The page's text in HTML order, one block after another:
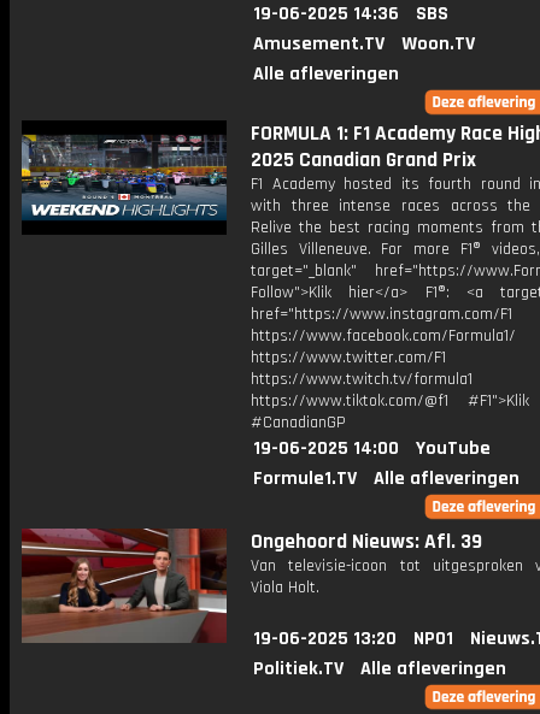
19-06-2025 14:36
SBS
Amusement.TV
Woon.TV
Alle afleveringen
FORMULA 1: F1 Academy Race
2025 Canadian Grand Prix
F1 Academy hosted its fourth round
with three intense races across the
Relive the best racing moments from
Gilles Villeneuve. For more F1®
target="_blank" href="https://
Follow">Klik hier</a> F1®: <a
href="https://www.instagram.com/F1
https://www.facebook.com/Formula1/
https://www.twitter.com/F1
https://www.twitch.tv/formula1
https://www.tiktok.com/@f1
#CanadianGP
19-06-2025 14:00
YouTube
Formule1.TV
Alle afleveringen
Ongehoord Nieuws: Afl. 39
Van televisie-icoon tot uitgesproken
Viola Holt.
19-06-2025 13:20 NPO1
Politiek.TV
Alle afleveringen